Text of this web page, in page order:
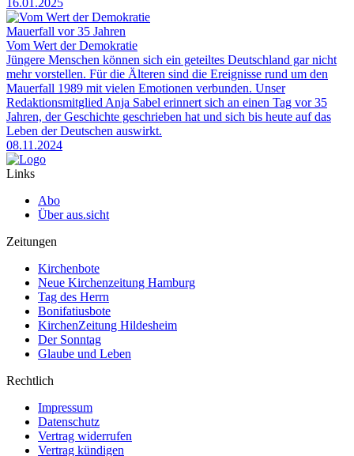
16.01.2025
Mauerfall vor 35 Jahren
Vom Wert der Demokratie
Jüngere Menschen können sich ein geteiltes Deutschland gar nicht
mehr vorstellen. Für die Älteren sind die Ereignisse rund um den
Mauerfall 1989 mit vielen Emotionen verbunden. Unser
Redaktionsmitglied Anja Sabel erinnert sich an einen Tag vor 35
Jahren, der Geschichte geschrieben hat und sich bis heute auf das
Leben der Deutschen auswirkt.
08.11.2024
Links
Abo
Über aus.sicht
Zeitungen
Kirchenbote
Neue Kirchenzeitung Hamburg
Tag des Herrn
Bonifatiusbote
KirchenZeitung Hildesheim
Der Sonntag
Glaube und Leben
Rechtlich
Impressum
Datenschutz
Vertrag widerrufen
Vertrag kündigen